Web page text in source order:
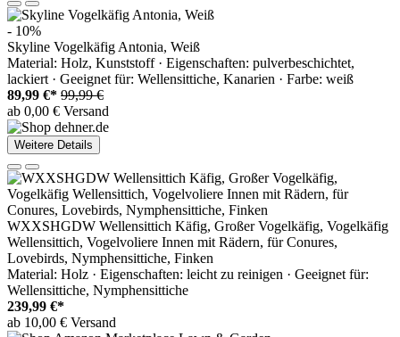
- 10%
Skyline Vogelkäfig Antonia, Weiß
Material: Holz, Kunststoff · Eigenschaften: pulverbeschichtet,
lackiert · Geeignet für: Wellensittiche, Kanarien · Farbe: weiß
89,99 €* 99,99 €
ab 0,00 € Versand
Weitere Details
WXXSHGDW Wellensittich Käfig, Großer Vogelkäfig, Vogelkäfig
Wellensittich, Vogelvoliere Innen mit Rädern, für Conures,
Lovebirds, Nymphensittiche, Finken
Material: Holz · Eigenschaften: leicht zu reinigen · Geeignet für:
Wellensittiche, Nymphensittiche
239,99 €*
ab 10,00 € Versand